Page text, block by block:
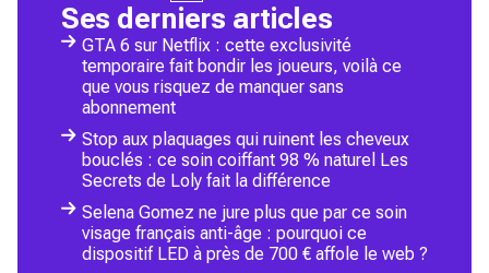
Ses derniers articles
GTA 6 sur Netflix : cette exclusivité
temporaire fait bondir les joueurs, voilà ce
que vous risquez de manquer sans
abonnement
Stop aux plaquages qui ruinent les cheveux
bouclés : ce soin coiffant 98 % naturel Les
Secrets de Loly fait la différence
Selena Gomez ne jure plus que par ce soin
visage français anti-âge : pourquoi ce
dispositif LED à près de 700 € affole le web ?